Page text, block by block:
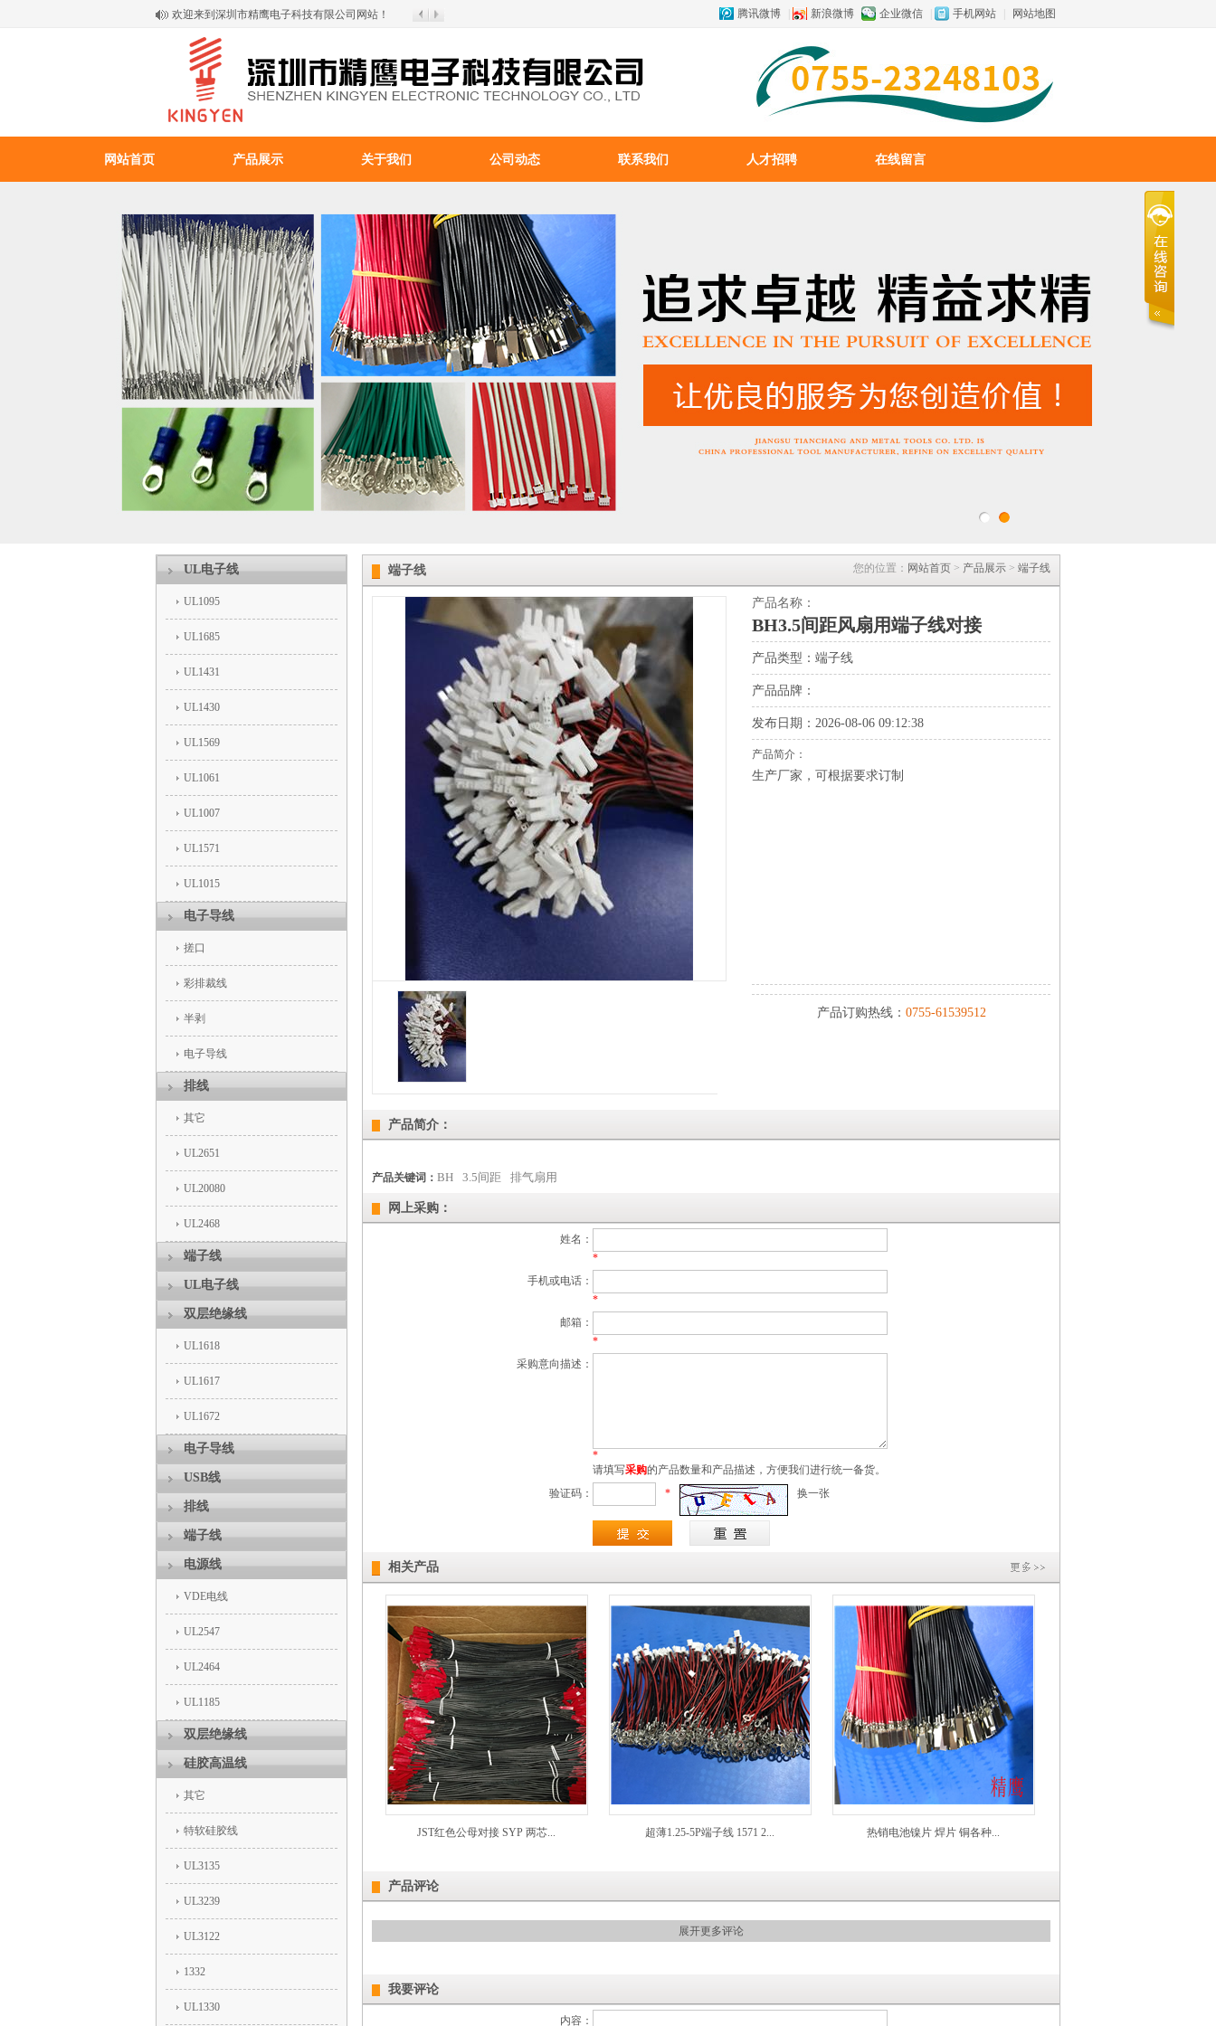
欢迎来到深圳市精鹰电子科技有限公司网站！ 腾讯微博 新浪微博 企业微信 手机网站 网站地图
网站首页 产品展示 关于我们 公司动态 联系我们 人才招聘 在线留言
百叶窗图片载入中
UL电子线
UL1095
UL1685
UL1431
UL1430
UL1569
UL1061
UL1007
UL1571
UL1015
电子导线
搓口
彩排裁线
半剥
电子导线
排线
其它
UL2651
UL20080
UL2468
端子线
UL电子线
双层绝缘线
UL1618
UL1617
UL1672
电子导线
USB线
排线
端子线
电源线
VDE电线
UL2547
UL2464
UL1185
双层绝缘线
硅胶高温线
其它
特软硅胶线
UL3135
UL3239
UL3122
1332
UL1330
您的位置： 网站首页 > 产品展示 > 端子线
端子线
产品名称：
BH3.5间距风扇用端子线对接
产品类型： 端子线
产品品牌：
发布日期：2026-08-06 09:12:38
产品简介：
生产厂家，可根据要求订制
产品订购热线： 0755-61539512
产品简介：
产品关键词： BH 3.5间距 排气扇用
网上采购：
姓名：
*
手机或电话：
*
邮箱：
*
采购意向描述：
*
请填写采购的产品数量和产品描述，方便我们进行统一备货。
验证码：
* 换一张
相关产品
JST红色公母对接 SYP 两芯... 超薄1.25-5P端子线 1571 2... 热销电池镍片 焊片 铜各种...
产品评论
展开更多评论
我要评论
内容：